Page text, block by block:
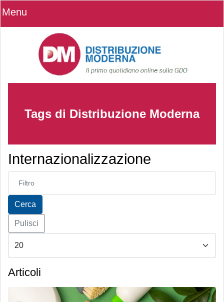
Menu
Tags di Distribuzione Moderna
Internazionalizzazione
Inserisci parte del titolo
Cerca
Pulisci
Articoli